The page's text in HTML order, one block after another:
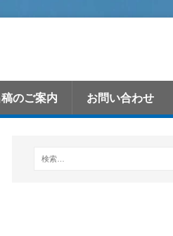
のご案内 お問い合わせ